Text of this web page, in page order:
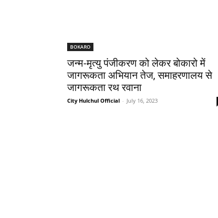
BOKARO
जन्म-मृत्यु पंजीकरण को लेकर बोकारो में
जागरूकता अभियान तेज, समाहरणालय से
जागरूकता रथ रवाना
City Hulchul Official - July 16, 2023